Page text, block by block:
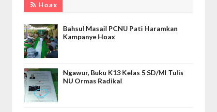
Hoax
Bahsul Masail PCNU Pati Haramkan
Kampanye Hoax
Ngawur, Buku K13 Kelas 5 SD/MI Tulis
NU Ormas Radikal